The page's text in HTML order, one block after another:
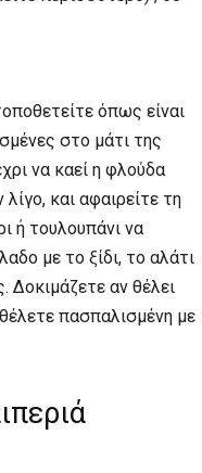
όπως είναι
στο μάτι της
να καεί η φλούδα
και αφαιρείτε τη
ή τουλουπάνι να
με το ξίδι, το αλάτι
Δοκιμάζετε αν θέλει
πασπαλισμένη με